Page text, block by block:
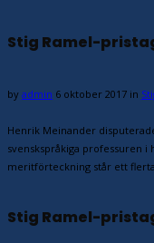
Stig Ramel-
by admin 6 oktober 2017 in
Henrik Meinander
svenskspråkiga professuren i
meritförteckning står ett
Stig Ramel-